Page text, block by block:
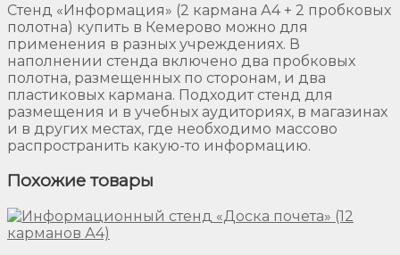
Стенд «Информация» (2 кармана А4 + 2 пробковых
полотна) купить в Кемерово можно для
применения в разных учреждениях. В
наполнении стенда включено два пробковых
полотна, размещенных по сторонам, и два
пластиковых кармана. Подходит стенд для
размещения и в учебных аудиториях, в магазинах
и в других местах, где необходимо массово
распространить какую-то информацию.
Похожие товары